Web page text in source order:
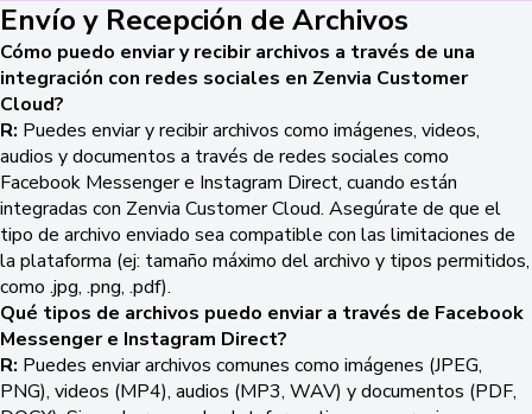
Envío y Recepción de Archivos
Cómo puedo enviar y recibir archivos a través de una
integración con redes sociales en Zenvia Customer
Cloud?
R: Puedes enviar y recibir archivos como imágenes, videos,
audios y documentos a través de redes sociales como
Facebook Messenger e Instagram Direct, cuando están
integradas con Zenvia Customer Cloud. Asegúrate de que el
tipo de archivo enviado sea compatible con las limitaciones de
la plataforma (ej: tamaño máximo del archivo y tipos permitidos,
como .jpg, .png, .pdf).
Qué tipos de archivos puedo enviar a través de Facebook
Messenger e Instagram Direct?
R: Puedes enviar archivos comunes como imágenes (JPEG,
PNG), videos (MP4), audios (MP3, WAV) y documentos (PDF,